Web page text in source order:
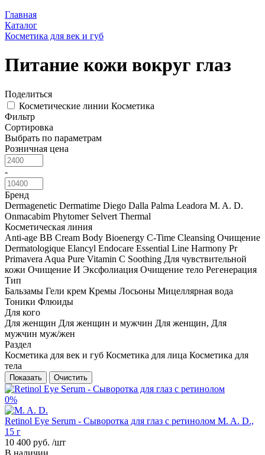
Главная
Каталог
Косметика для век и губ
Питание кожи вокруг глаз
Поделиться
Косметические линии Косметика
Фильтр
Сортировка
Выбрать по параметрам
Розничная цена
-
Бренд
Dermagenetic Dermatime Diego Dalla Palma Leadora M. A. D.
Onmacabim Phytomer Selvert Thermal
Косметическая линия
Anti-age BB Cream Body Bioenergy C-Time Cleansing Очищение
Dermatologique Elancyl Endocare Essential Line Harmony Pr
Primavera Aqua Pure Vitamin C Soothing Для чувствительной
кожи Очищение И Эксфолиация Очищение тело Регенерация
Тип
Бальзамы Гели крем Кремы Лосьоны Мицеллярная вода
Тоники Флюиды
Для кого
Для женщин Для женщин и мужчин Для женщин, Для
мужчин муж/жен
Раздел
Косметика для век и губ Косметика для лица Косметика для
тела
Показать Очистить
0%
Retinol Eye Serum - Сыворотка для глаз с ретинолом M. A. D.,
15 г
10 400 руб. /шт
В наличии